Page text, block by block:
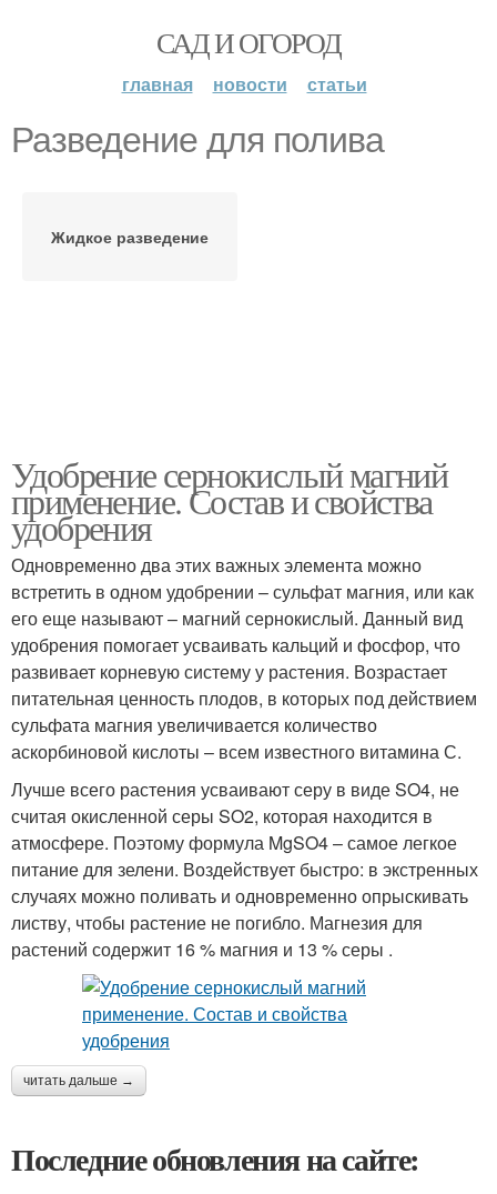
САД И ОГОРОД
главная новости статьи
Разведение для полива
Жидкое разведение
Удобрение сернокислый магний
применение. Состав и свойства
удобрения
Одновременно два этих важных элемента можно
встретить в одном удобрении – сульфат магния, или как
его еще называют – магний сернокислый. Данный вид
удобрения помогает усваивать кальций и фосфор, что
развивает корневую систему у растения. Возрастает
питательная ценность плодов, в которых под действием
сульфата магния увеличивается количество
аскорбиновой кислоты – всем известного витамина С.
Лучше всего растения усваивают серу в виде SO4, не
считая окисленной серы SO2, которая находится в
атмосфере. Поэтому формула MgSO4 – самое легкое
питание для зелени. Воздействует быстро: в экстренных
случаях можно поливать и одновременно опрыскивать
листву, чтобы растение не погибло. Магнезия для
растений содержит 16 % магния и 13 % серы .
читать дальше →
Последние обновления на сайте: